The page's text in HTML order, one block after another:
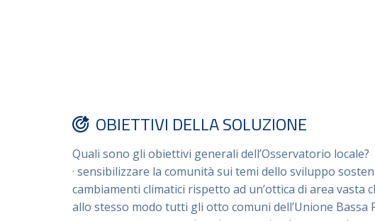
OBIETTIVI DELLA SOLUZIONE
Quali sono gli obiettivi generali dell’Osservatorio locale?
· sensibilizzare la comunità sui temi dello sviluppo
cambiamenti climatici rispetto ad un’ottica di area vasta
allo stesso modo tutti gli otto comuni dell’Unione Bassa